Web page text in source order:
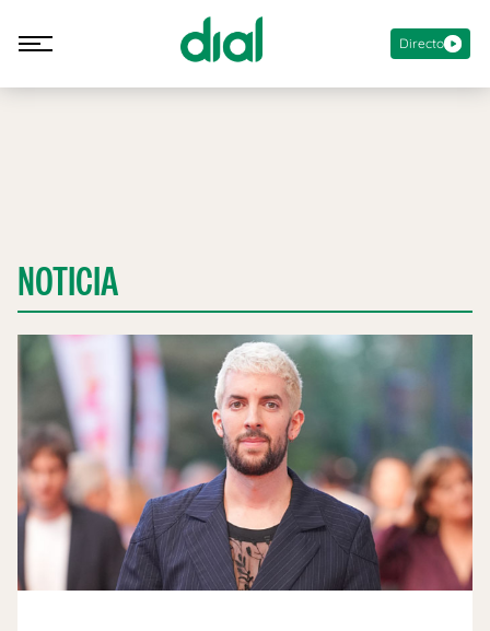
Directo
NOTICIA